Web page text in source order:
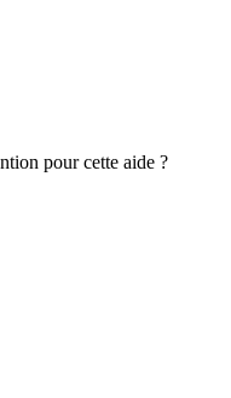
pour cette aide ?